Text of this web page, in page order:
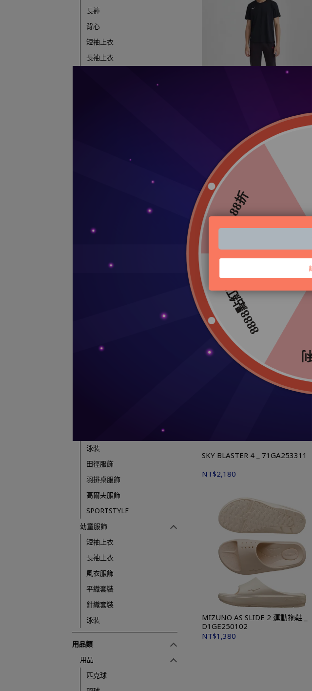
長褲
背心
短袖上衣
長袖上衣
羽排桌服飾
高爾夫服飾
長袖上衣
泳裝
田徑服飾
羽排桌服飾
高爾夫服飾
SPORTSTYLE
幼童服飾
短袖上衣
長袖上衣
風衣服飾
平織套裝
針織套裝
泳裝
用品類
用品
匹克球
短袖T恤 _ 32TAC01109
NT$780
短袖POLO恤 _ 32TAC01209
NT$1,180
SKY BLASTER 4 _ 71GA253311
NT$2,180
MIZUNO AS SLIDE 2 運動拖鞋 _
D1GE250102
NT$1,380